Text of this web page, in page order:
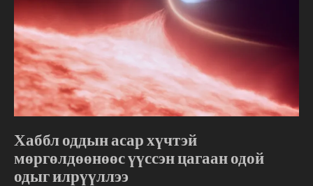
Хаббл оддын асар хүчтэй
мөргөлдөөнөөс үүссэн цагаан одой
одыг илрүүллээ